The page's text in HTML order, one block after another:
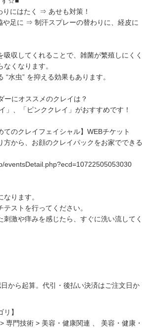
にはたく ⇒ あせも対策！
足に ⇒ 制汗スプレーの替わりに、経皮に
吸収してくれることで、雑菌が繁殖しにくく
くなります。
“水虫” を抑える効果もあります。
ーにオススメのクレイは？
、「ピンククレイ」がおすすめです！
のクレイフェイシャル】WEBチケット
方から、お顔のクレイパックをお家でできる
eventsDetail.php?ecd=10722505053030
なります。
テストを行ってください。
刺激や痒みを感じたら、すぐに洗い流してく
から起算。代引・後払い決済はご注文日か
】
>専門技術 > 美容・健康関連
美容・健康・